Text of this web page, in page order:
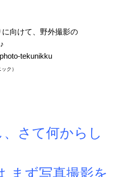
向けて、野外撮影の
tekunikku
ク）
さて何からし
まず写真撮影を